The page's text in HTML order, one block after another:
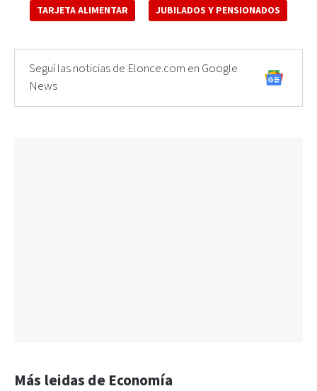
TARJETA ALIMENTAR JUBILADOS Y PENSIONADOS
Seguí las noticias de Elonce.com en Google
News
Más leidas de Economía